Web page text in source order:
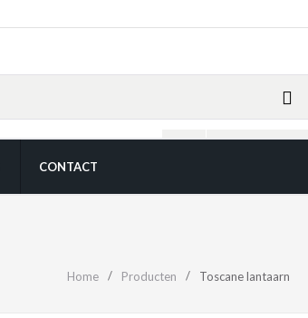
CONTACT
Home Producten Toscane lantaarn